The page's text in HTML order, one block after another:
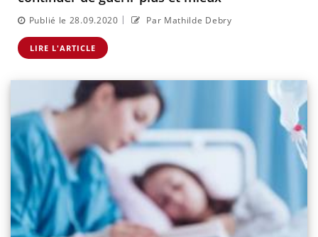
Publié le 28.09.2020 | Par Mathilde Debry
LIRE L'ARTICLE